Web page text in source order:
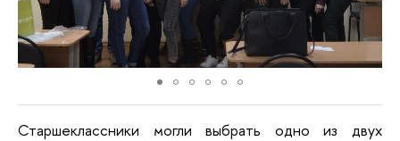
Старшеклассники могли выбрать одно из двух